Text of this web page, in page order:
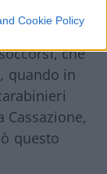
Cookie Policy
stessa
che
che
quando in
Cassazione,
questo